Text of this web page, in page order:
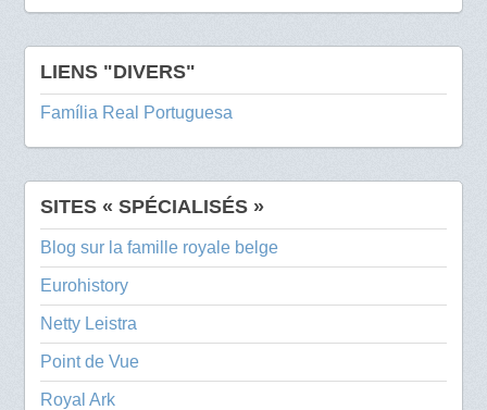
LIENS "DIVERS"
Família Real Portuguesa
SITES « SPÉCIALISÉS »
Blog sur la famille royale belge
Eurohistory
Netty Leistra
Point de Vue
Royal Ark